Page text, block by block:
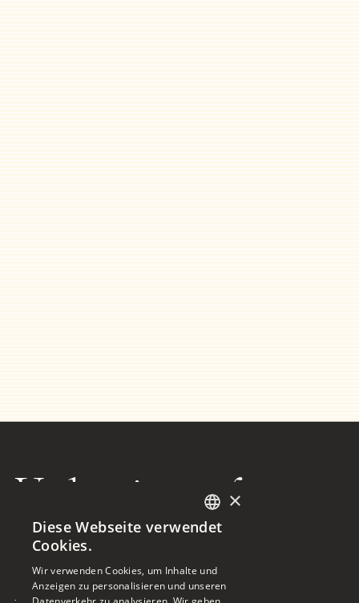
Vorbereitet auf
dasWesentlicheGERMAN
×
Diese Webseite verwendet
Cookies.
Wir verwenden Cookies, um Inhalte und
Anzeigen zu personalisieren und unseren